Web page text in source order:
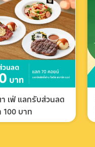
เฟ่ แลกรับส่วนลด
100 บาท